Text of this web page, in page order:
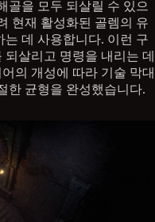
골을 모두 되살릴 수 있으
현재 활성화된 골렘의 유
데 사용합니다. 이런 구
살리고 명령을 내리는 데
의 개성에 따라 기술 막대
한 균형을 완성했습니다.